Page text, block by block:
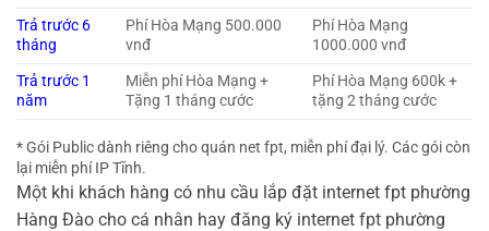
Trả trước 6
tháng
Phí Hòa Mạng 500.000
vnđ
Phí Hòa Mạng
1000.000 vnđ
Trả trước 1
năm
Miễn phí Hòa Mạng +
Tặng 1 tháng cước
Phí Hòa Mạng 600k +
tặng 2 tháng cước
* Gói Public dành riêng cho quán net fpt, miễn phí đại lý. Các gói còn
lại miễn phí IP Tĩnh.
Một khi khách hàng có nhu cầu lắp đặt internet fpt phường
Hàng Đào cho cá nhân hay đăng ký internet fpt phường